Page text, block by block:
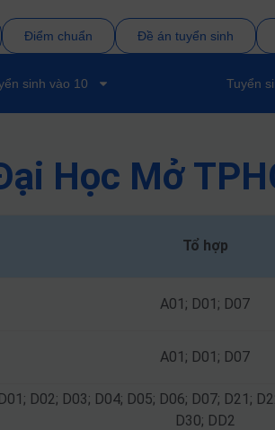
Điểm chuẩn Đề án tuyển sinh
sinh vào 10 Tuyển
Học Mở
Tổ hợp
A01; D01; D07
A01; D01; D07
D02; D03; D04; D05; D06; D07; D21;
D30; DD2